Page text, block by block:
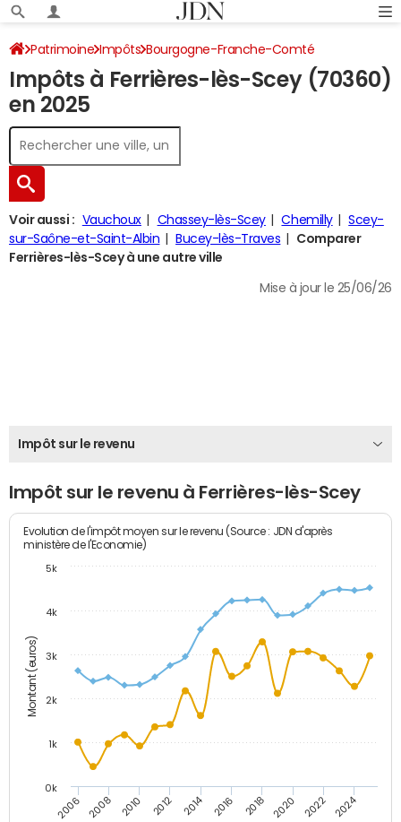
Patrimoine Impôts Bourgogne-Franche-Comté
Haute-Saône Ferrières-lès-Scey Impôt sur le revenu
Impôts à Ferrières-lès-Scey (70360)
en 2025
Voir aussi : Vauchoux Chassey-lès-Scey Chemilly
Scey-
sur-Saône-et-Saint-Albin
Bucey-lès-Traves
Comparer
Ferrières-lès-Scey à une autre ville
Mise à jour le 25/06/26
Impôt sur le revenu
Impôt sur le revenu à Ferrières-lès-Scey
Montant (euros)
Evolution de l'impôt moyen sur le revenu (Source : JDN d'après
ministère de l'Economie)
2006 2008 2010 2012 2014 2016 2018 2020 2022 2024
0k
1k
2k
3k
4k
5k